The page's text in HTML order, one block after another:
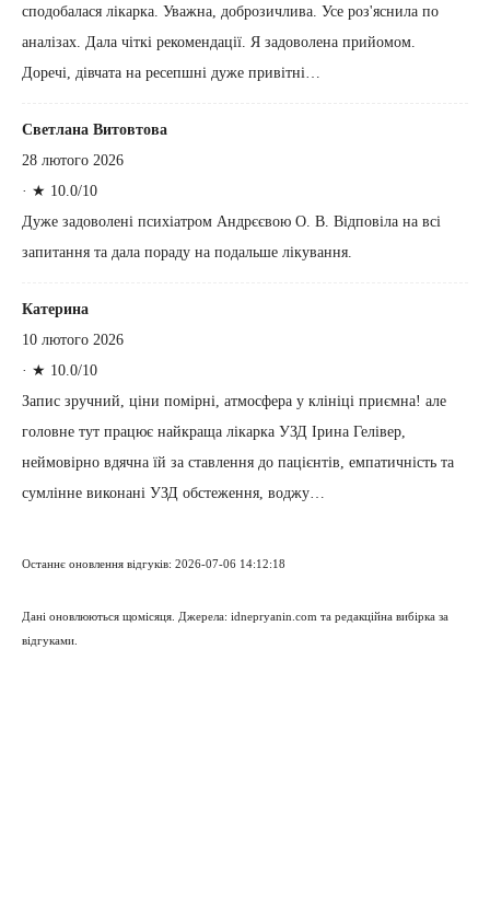
сподобалася лікарка. Уважна, доброзичлива. Усе роз'яснила по
аналізах. Дала чіткі рекомендації. Я задоволена прийомом.
Доречі, дівчата на ресепшні дуже привітні…
Светлана Витовтова
28 лютого 2026
· ★ 10.0/10
Дуже задоволені психіатром Андрєєвою О. В. Відповіла на всі
запитання та дала пораду на подальше лікування.
Катерина
10 лютого 2026
· ★ 10.0/10
Запис зручний, ціни помірні, атмосфера у клініці приємна! але
головне тут працює найкраща лікарка УЗД Ірина Гелівер,
неймовірно вдячна їй за ставлення до пацієнтів, емпатичність та
сумлінне виконані УЗД обстеження, воджу…
Останнє оновлення відгуків: 2026-07-06 14:12:18
Дані оновлюються щомісяця. Джерела: idnepryanin.com та редакційна вибірка за
відгуками.